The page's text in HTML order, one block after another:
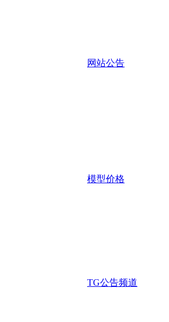
网站公告
模型价格
TG公告频道